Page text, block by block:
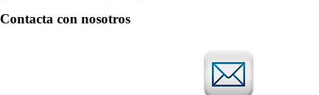
Contacta con nosotros